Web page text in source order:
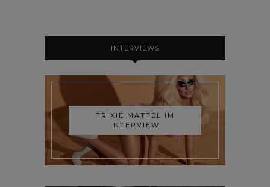
INTERVIEWS
TRIXIE MATTEL IM
INTERVIEW